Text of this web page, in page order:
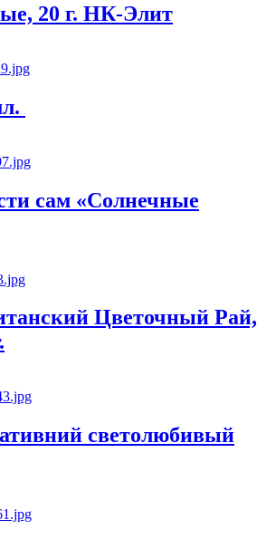
20 г. НК-Элит
сам «Солнечные
Цветочный Рай,
светолюбивый